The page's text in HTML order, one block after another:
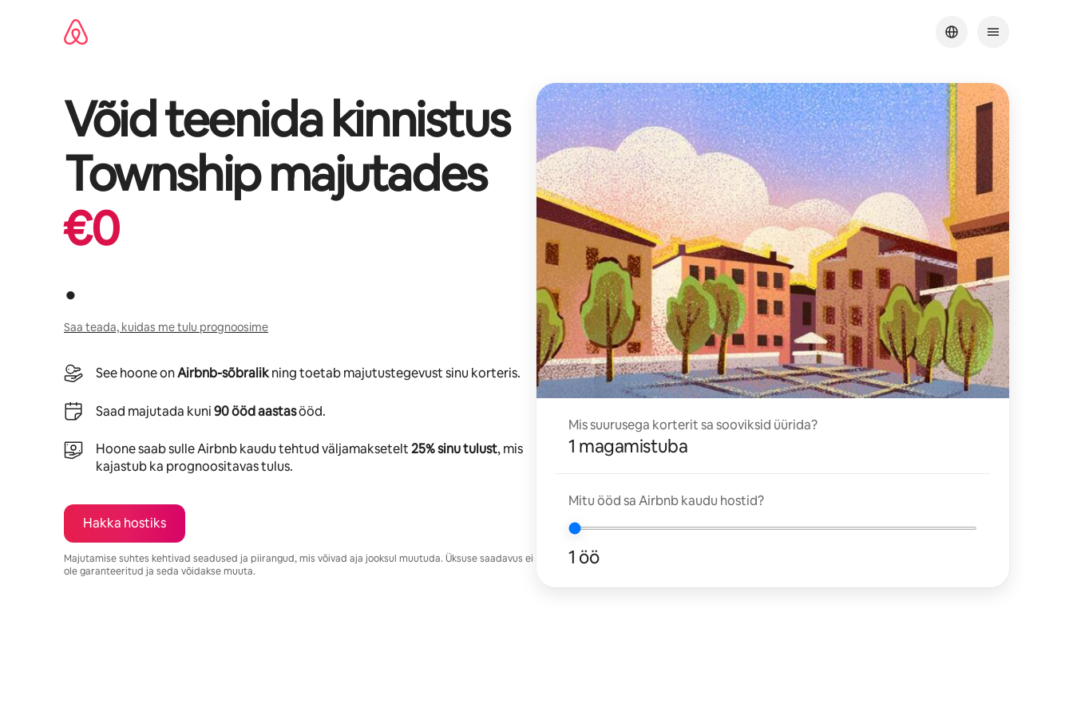
Võid teenida kinnistus
Townshipmajutades
€0
.
Saa teada, kuidas me tulu prognoosime
See hoone onAirbnb-sõbralikning toetab majutustegevust sinu korteris.
Saad majutada kuni90 ööd aastasööd.
Hoone saab sulle Airbnb kaudu tehtud väljamaksetelt25% sinu tulust, mis
kajastub ka prognoositavas tulus.
Hakka hostiks
Majutamise suhtes kehtivad seadused ja piirangud, mis võivad aja jooksul muutuda. Üksuse saadavus ei
ole garanteeritud ja seda võidakse muuta.
Mis suurusega korterit sa sooviksid üürida?
1 magamistuba
Mitu ööd sa Airbnb kaudu hostid?
1 öö